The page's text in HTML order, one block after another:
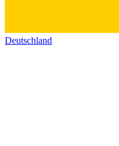
Deutschland